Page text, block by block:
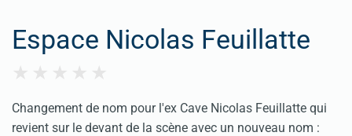
Espace Nicolas Feuillatte
Changement de nom pour l'ex Cave Nicolas Feuillatte qui
revient sur le devant de la scène avec un nouveau nom :